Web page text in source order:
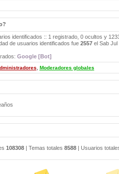
identificados :: 1 registrado, 0 ocultos y
de usuarios identificados fue 2557el Sab Jul
Google [Bot]
Moderadores globales
108308| Temas totales 8588| Usuarios